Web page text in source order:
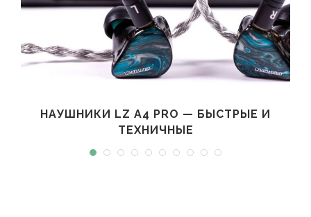
НАУШНИКИ LZ A4 PRO — БЫСТРЫЕ И
ТЕХНИЧНЫЕ